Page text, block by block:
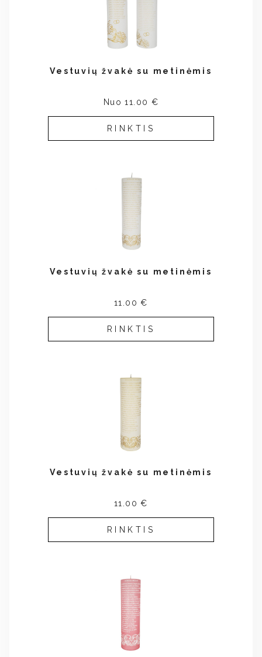
Vestuvių žvakė su metinėmis
Nuo 11.00 €
RINKTIS
Vestuvių žvakė su metinėmis
11.00 €
RINKTIS
Vestuvių žvakė su metinėmis
11.00 €
RINKTIS